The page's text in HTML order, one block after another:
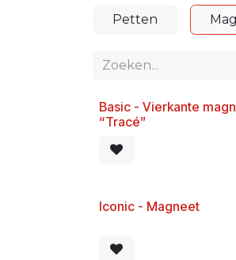
Petten
Nieuw!
Basic - Vierkante
“Tracé”
Nieuw!
Iconic - Magneet